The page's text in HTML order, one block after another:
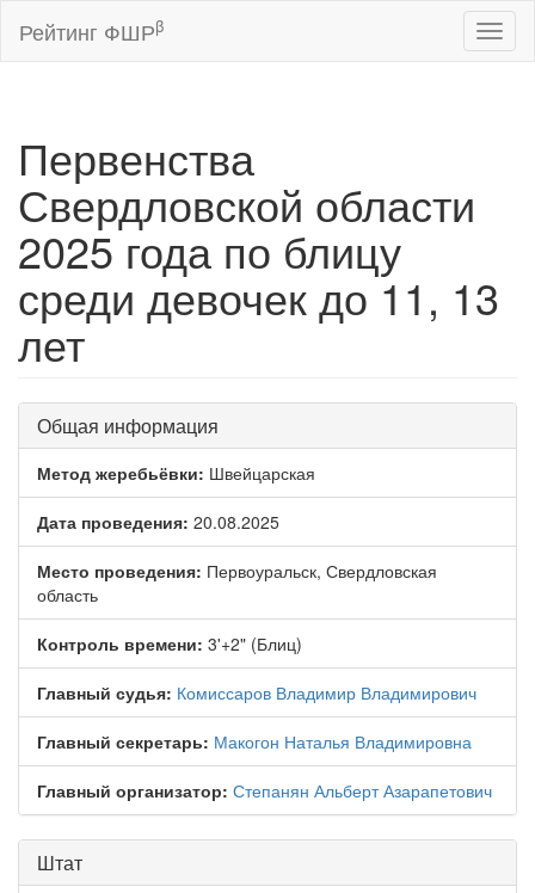
Рейтинг ФШРβ
Первенства
Свердловской области
2025 года по блицу
среди девочек до 11, 13
лет
Общая информация
Метод жеребьёвки: Швейцарская
Дата проведения: 20.08.2025
Место проведения: Первоуральск, Свердловская
область
Контроль времени: 3'+2" (Блиц)
Главный судья: Комиссаров Владимир Владимирович
Главный секретарь: Макогон Наталья Владимировна
Главный организатор: Степанян Альберт Азарапетович
Штат